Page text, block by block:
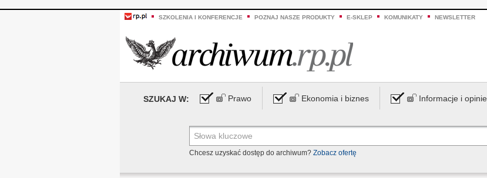
SZKOLENIA I KONFERENCJE POZNAJ NASZE PRODUKTY E-SKLEP KOMUNIKATY NEWSLETTER
SZUKAJ W: Prawo Ekonomia i biznes Informacje i opinie
Chcesz uzyskać dostęp do archiwum? Zobacz ofertę